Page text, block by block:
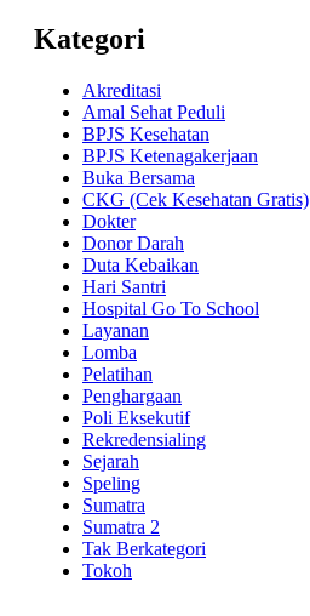
Kategori
Akreditasi
Amal Sehat Peduli
BPJS Kesehatan
BPJS Ketenagakerjaan
Buka Bersama
CKG (Cek Kesehatan Gratis)
Dokter
Donor Darah
Duta Kebaikan
Hari Santri
Hospital Go To School
Layanan
Lomba
Pelatihan
Penghargaan
Poli Eksekutif
Rekredensialing
Sejarah
Speling
Sumatra
Sumatra 2
Tak Berkategori
Tokoh